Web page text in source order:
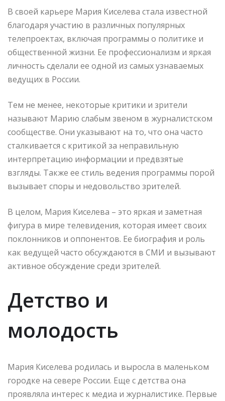
В своей карьере Мария Киселева стала известной
благодаря участию в различных популярных
телепроектах, включая программы о политике и
общественной жизни. Ее профессионализм и яркая
личность сделали ее одной из самых узнаваемых
ведущих в России.
Тем не менее, некоторые критики и зрители
называют Марию слабым звеном в журналистском
сообществе. Они указывают на то, что она часто
сталкивается с критикой за неправильную
интерпретацию информации и предвзятые
взгляды. Также ее стиль ведения программы порой
вызывает споры и недовольство зрителей.
В целом, Мария Киселева – это яркая и заметная
фигура в мире телевидения, которая имеет своих
поклонников и оппонентов. Ее биография и роль
как ведущей часто обсуждаются в СМИ и вызывают
активное обсуждение среди зрителей.
Детство и
молодость
Мария Киселева родилась и выросла в маленьком
городке на севере России. Еще с детства она
проявляла интерес к медиа и журналистике. Первые